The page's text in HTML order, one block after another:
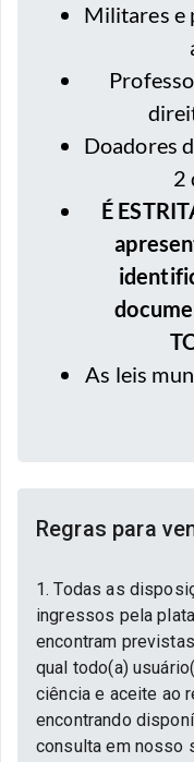
⁠Militares e
Doadores
2
É
As leis
Regras para
1. Todas as
ingressos pela
encontram
qual todo(a)
ciência e aceite ao
encontrando
consulta em nosso